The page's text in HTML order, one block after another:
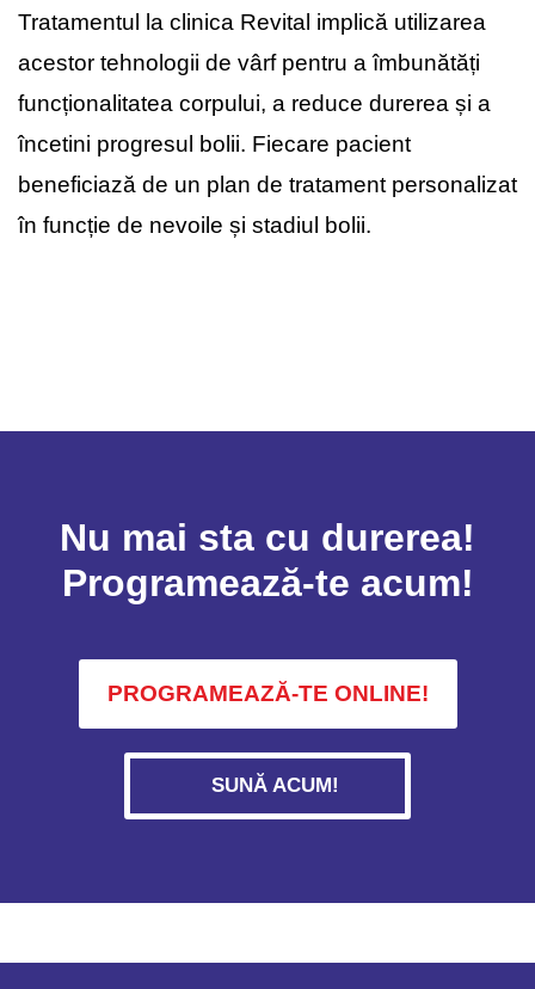
Tratamentul la clinica Revital implică utilizarea
acestor tehnologii de vârf pentru a îmbunătăți
funcționalitatea corpului, a reduce durerea și a
încetini progresul bolii. Fiecare pacient
beneficiază de un plan de tratament personalizat
în funcție de nevoile și stadiul bolii.
Nu mai sta cu durerea!
Programează-te acum!
PROGRAMEAZĂ-TE ONLINE!
SUNĂ ACUM!